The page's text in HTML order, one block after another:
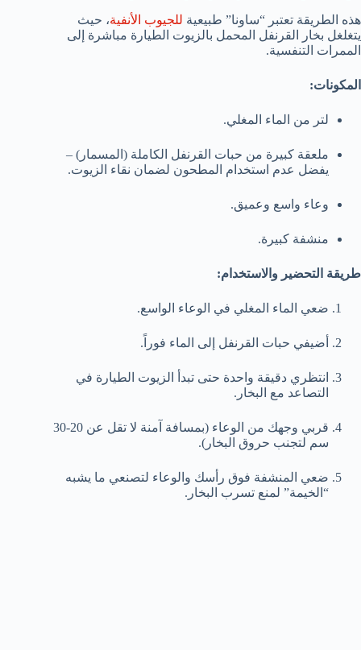
هذه الطريقة تعتبر “ساونا” طبيعية للجيوب الأنفية، حيث
يتغلغل بخار القرنفل المحمل بالزيوت الطيارة مباشرة إلى
الممرات التنفسية.
المكونات:
لتر من الماء المغلي.
ملعقة كبيرة من حبات القرنفل الكاملة (المسمار) –
يفضل عدم استخدام المطحون لضمان نقاء الزيوت.
وعاء واسع وعميق.
منشفة كبيرة.
طريقة التحضير والاستخدام:
ضعي الماء المغلي في الوعاء الواسع.
أضيفي حبات القرنفل إلى الماء فوراً.
انتظري دقيقة واحدة حتى تبدأ الزيوت الطيارة في
التصاعد مع البخار.
قربي وجهك من الوعاء (بمسافة آمنة لا تقل عن 20-30
سم لتجنب حروق البخار).
ضعي المنشفة فوق رأسك والوعاء لتصنعي ما يشبه
“الخيمة” لمنع تسرب البخار.